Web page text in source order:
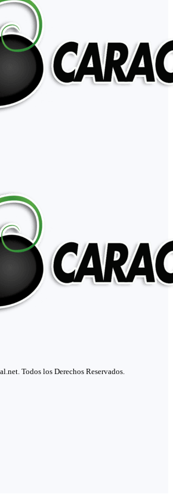
Todos los Derechos Reservados.